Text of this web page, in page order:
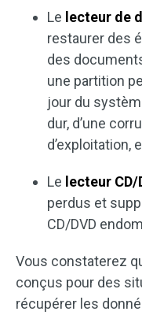
Le lecteur de
restaurer des
des
une partition
jour du
dur, d’une
d’exploitation,
Le lecteur CD/
perdus et
CD/DVD
Vous constaterez
conçus pour des
récupérer les